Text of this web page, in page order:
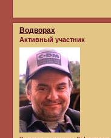
Водворах
Активный участник